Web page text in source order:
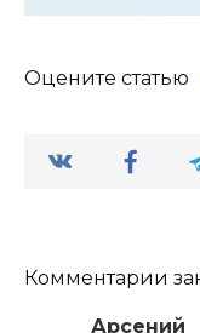
Оцените статью
Комментарии
Арсений